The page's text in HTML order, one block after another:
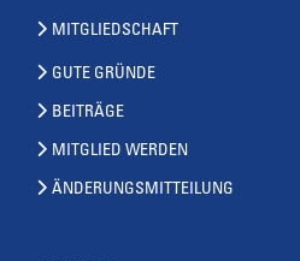
MITGLIEDSCHAFT
GUTE GRÜNDE
BEITRÄGE
MITGLIED WERDEN
ÄNDERUNGSMITTEILUNG